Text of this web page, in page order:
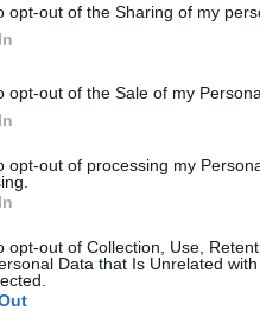
opt-out of the Sharing of my
opt-out of the Sale of my
opt-out of processing my
opt-out of Collection, Use,
Data that Is Unrelated
id/8404424
felhasználói tartalomnak minősülnek, értük a